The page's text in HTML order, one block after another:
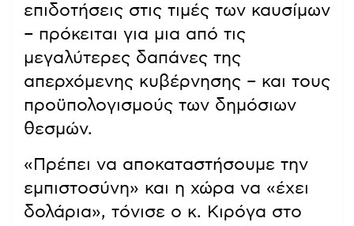
επιδοτήσεις στις τιμές των καυσίμων
– πρόκειται για μια από τις
μεγαλύτερες δαπάνες της
απερχόμενης κυβέρνησης – και τους
προϋπολογισμούς των δημόσιων
θεσμών.
«Πρέπει να αποκαταστήσουμε την
εμπιστοσύνη» και η χώρα να «έχει
δολάρια», τόνισε ο κ. Κιρόγα στο